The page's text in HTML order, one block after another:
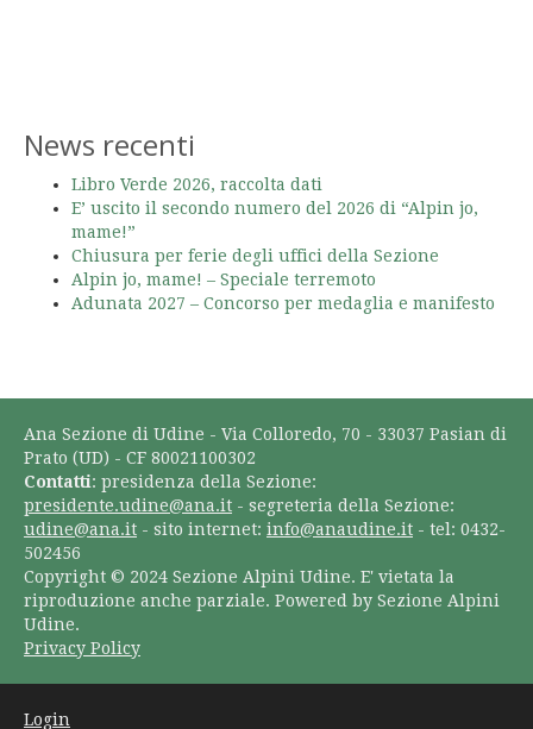
News recenti
Libro Verde 2026, raccolta dati
E’ uscito il secondo numero del 2026 di “Alpin jo,
mame!”
Chiusura per ferie degli uffici della Sezione
Alpin jo, mame! – Speciale terremoto
Adunata 2027 – Concorso per medaglia e manifesto
Ana Sezione di Udine - Via Colloredo, 70 - 33037 Pasian di
Prato (UD) - CF 80021100302
Contatti: presidenza della Sezione:
presidente.udine@ana.it - segreteria della Sezione:
udine@ana.it - sito internet: info@anaudine.it - tel: 0432-
502456
Copyright © 2024 Sezione Alpini Udine. E' vietata la
riproduzione anche parziale. Powered by Sezione Alpini
Udine.
Privacy Policy
Login